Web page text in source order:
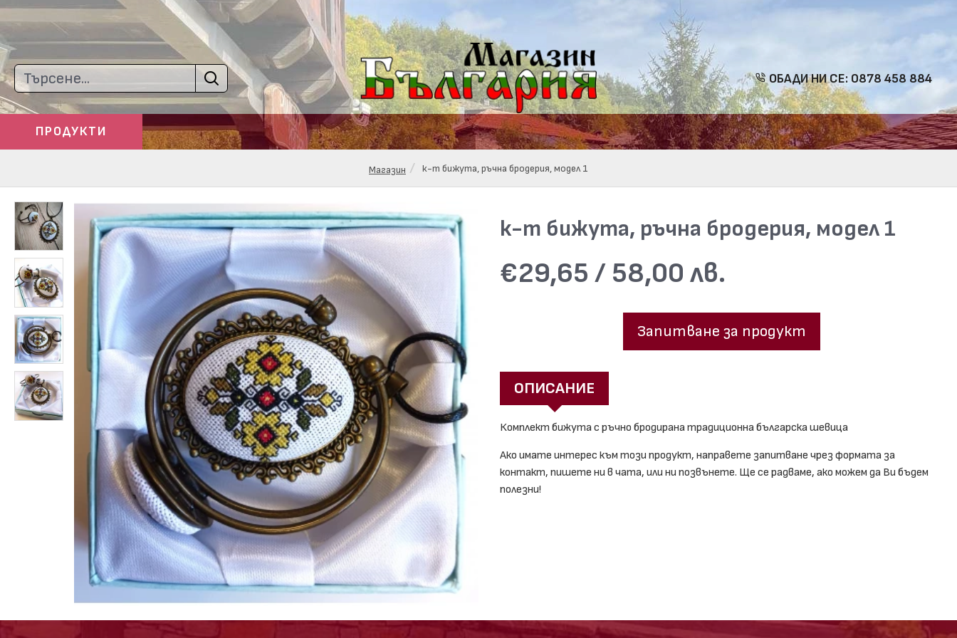
ОБАДИ НИ СЕ: 0878 458 884
ПРОДУКТИ
Магазин к-т бижута, ръчна бродерия, модел 1
к-т бижута, ръчна бродерия, модел 1
€29,65 / 58,00 лв.
Запитване за продукт
ОПИСАНИЕ
Комплект бижута с ръчно бродирана традиционна българска шевица
Ако имате интерес към този продукт, направете запитване чрез формата за
контакт, пишете ни в чата, или ни позвънете. Ще се радваме, ако можем да Ви бъдем
полезни!